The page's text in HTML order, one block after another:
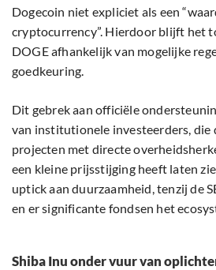
Dogecoin niet expliciet als een
cryptocurrency”. Hierdoor blijft het
DOGE afhankelijk van mogelijke
goedkeuring.
Dit gebrek aan officiële
van institutionele investeerders, die
projecten met directe
een kleine prijsstijging heeft laten
uptick aan duurzaamheid, tenzij de
en er significante fondsen het
Shiba Inu onder vuur van